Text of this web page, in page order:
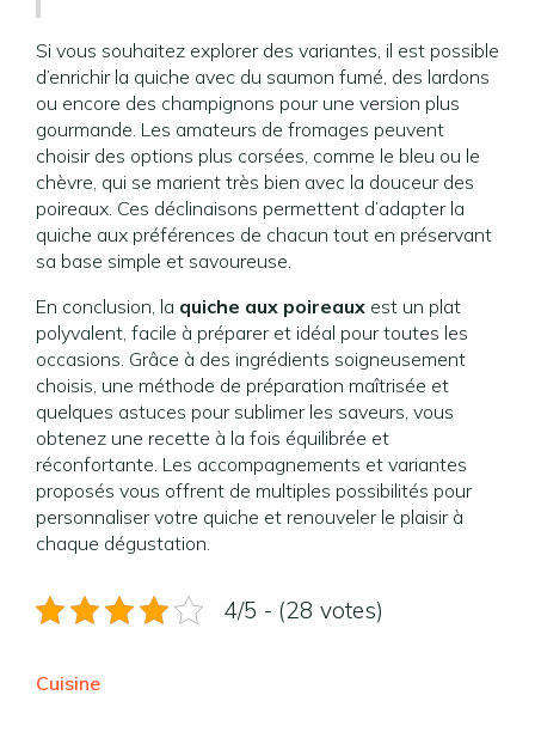
Si vous souhaitez explorer des variantes, il est possible
d’enrichir la quiche avec du saumon fumé, des lardons
ou encore des champignons pour une version plus
gourmande. Les amateurs de fromages peuvent
choisir des options plus corsées, comme le bleu ou le
chèvre, qui se marient très bien avec la douceur des
poireaux. Ces déclinaisons permettent d’adapter la
quiche aux préférences de chacun tout en préservant
sa base simple et savoureuse.
En conclusion, la quiche aux poireaux est un plat
polyvalent, facile à préparer et idéal pour toutes les
occasions. Grâce à des ingrédients soigneusement
choisis, une méthode de préparation maîtrisée et
quelques astuces pour sublimer les saveurs, vous
obtenez une recette à la fois équilibrée et
réconfortante. Les accompagnements et variantes
proposés vous offrent de multiples possibilités pour
personnaliser votre quiche et renouveler le plaisir à
chaque dégustation.
4/5 - (28 votes)
Cuisine